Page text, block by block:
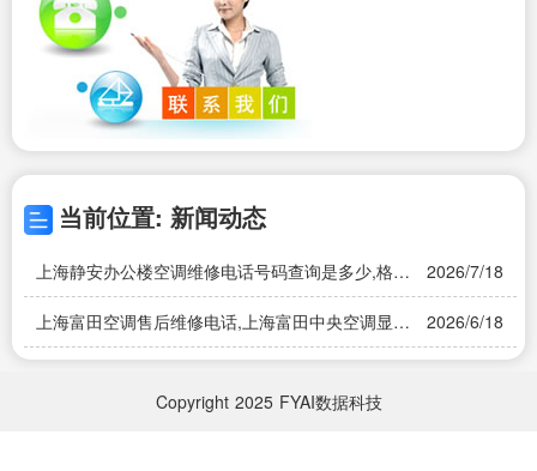
当前位置: 新闻动态
上海静安办公楼空调维修电话号码查询是多少,格力
空调全国售后服务电话是几?
2026/7/18
上海富田空调售后维修电话,上海富田中央空调显示
压缩机维修时间到期是什么意思
2026/6/18
Copyright 2025 FYAI数据科技